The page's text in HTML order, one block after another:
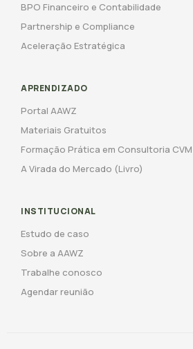
BPO Financeiro e Contabilidade
Partnership e Compliance
Aceleração Estratégica
APRENDIZADO
Portal AAWZ
Materiais Gratuitos
Formação Prática em Consultoria CVM
A Virada do Mercado (Livro)
INSTITUCIONAL
Estudo de caso
Sobre a AAWZ
Trabalhe conosco
Agendar reunião